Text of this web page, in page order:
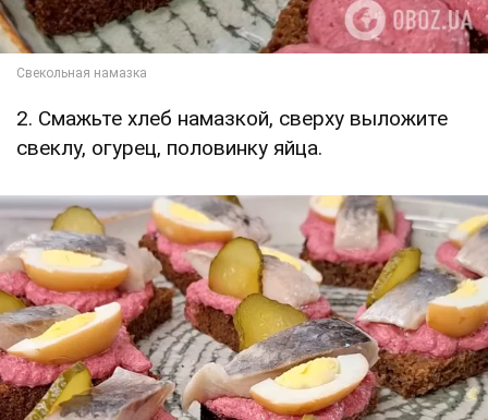
2. Смажьте хлеб намазкой, сверху выложите
свеклу, огурец, половинку яйца.